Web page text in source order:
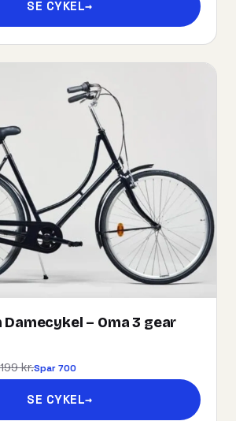
SE CYKEL→
– Oma 3 gear
kr.Spar 700
SE CYKEL→